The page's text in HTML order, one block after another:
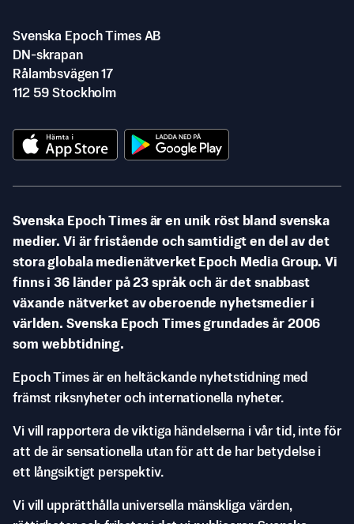
Svenska Epoch Times AB
DN-skrapan
Rålambsvägen 17
112 59 Stockholm
Svenska Epoch Times är en unik röst bland svenska
medier. Vi är fristående och samtidigt en del av det
stora globala medienätverket Epoch Media Group. Vi
finns i 36 länder på 23 språk och är det snabbast
växande nätverket av oberoende nyhetsmedier i
världen. Svenska Epoch Times grundades år 2006
som webbtidning.
Epoch Times är en heltäckande nyhetstidning med
främst riksnyheter och internationella nyheter.
Vi vill rapportera de viktiga händelserna i vår tid, inte för
att de är sensationella utan för att de har betydelse i
ett långsiktigt perspektiv.
Vi vill upprätthålla universella mänskliga värden,